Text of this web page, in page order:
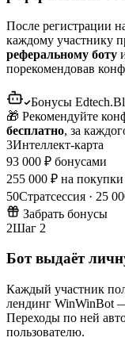
После регистрации
каждому участнику
реферальному боту
порекомендовав
Бонусы
🎁 Рекомендуйте
бесплатно, за
3Интеллект-карта
93 000 ₽ бонусами
255 000 ₽ на покупки
50Стратсессия · 25
Забрать бонусы
2Шаг 2
Бот выдаёт
Каждый участник
лендинг WinWinBot
Переходы по ней
пользователю.